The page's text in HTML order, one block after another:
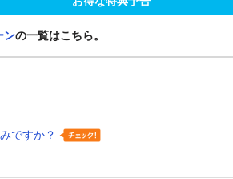
ンの一覧はこちら。
ですか？